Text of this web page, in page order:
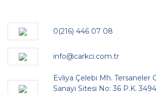
0(216) 446 07 08
info@carkci.com.tr
Evliya Çelebi Mh. Tersaneler
Sanayi Sitesi No: 36 P.K.